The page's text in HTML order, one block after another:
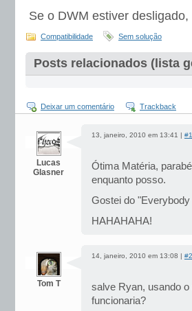
Se o DWM estiver
Compatibilidade Sem solução
Posts relacionados (lista
Deixar um comentário Trackback
Lucas
Glasner
13, janeiro, 2010 em 13:41 | #1
Ótima Matéria,
enquanto posso.
Gostei do
HAHAHAHA!
Tom T
14, janeiro, 2010 em 13:08 | #2
salve Ryan, usando
funcionaria?